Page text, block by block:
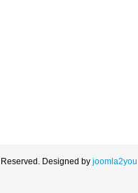
Designed by joomla2you